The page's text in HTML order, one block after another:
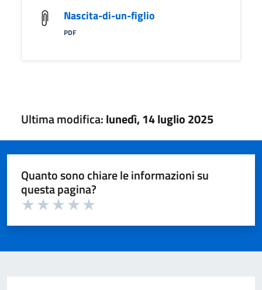
Nascita-di-un-figlio
PDF
Ultima modifica:lunedì, 14 luglio 2025
Quanto sono chiare le informazioni su
questa pagina?